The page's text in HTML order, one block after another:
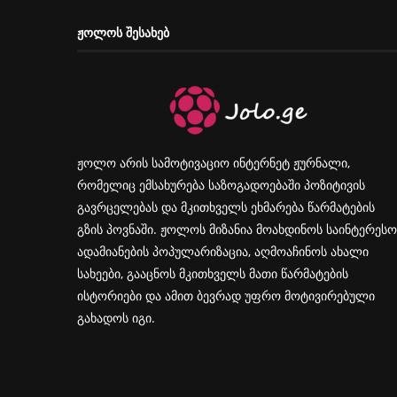
ᲟᲝᲚᲝᲡ ᲨᲔᲡᲐᲮᲔᲑ
ჟოლო არის სამოტივაციო ინტერნეტ ჟურნალი,
რომელიც ემსახურება საზოგადოებაში პოზიტივის
გავრცელებას და მკითხველს ეხმარება წარმატების
გზის პოვნაში. ჟოლოს მიზანია მოახდინოს საინტერესო
ადამიანების პოპულარიზაცია, აღმოაჩინოს ახალი
სახეები, გააცნოს მკითხველს მათი წარმატების
ისტორიები და ამით ბევრად უფრო მოტივირებული
გახადოს იგი.